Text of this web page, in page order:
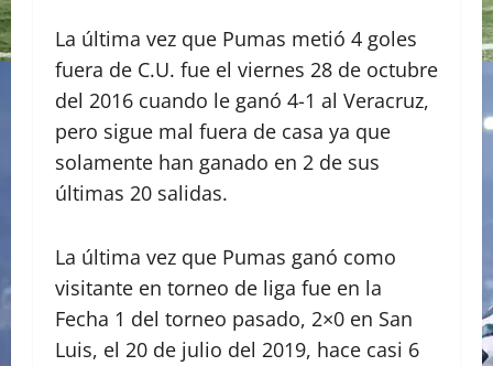
La última vez que Pumas metió 4 goles
fuera de C.U. fue el viernes 28 de octubre
del 2016 cuando le ganó 4-1 al Veracruz,
pero sigue mal fuera de casa ya que
solamente han ganado en 2 de sus
últimas 20 salidas.
La última vez que Pumas ganó como
visitante en torneo de liga fue en la
Fecha 1 del torneo pasado, 2×0 en San
Luis, el 20 de julio del 2019, hace casi 6